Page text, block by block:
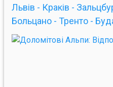
Львів - Краків -
Больцано - Тренто -